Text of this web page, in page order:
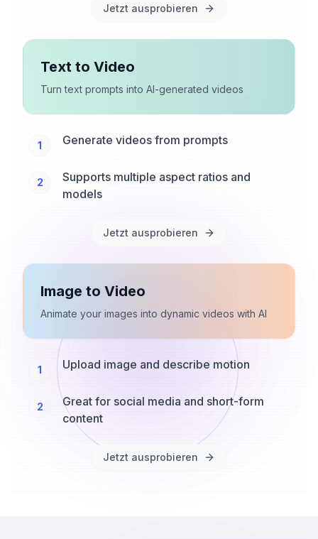
Jetzt ausprobieren
Text to Video
Turn text prompts into AI-generated videos
1 Generate videos from prompts
2
Supports multiple aspect ratios and
models
Jetzt ausprobieren
Image to Video
Animate your images into dynamic videos with AI
1 Upload image and describe motion
2
Great for social media and short-form
content
Jetzt ausprobieren